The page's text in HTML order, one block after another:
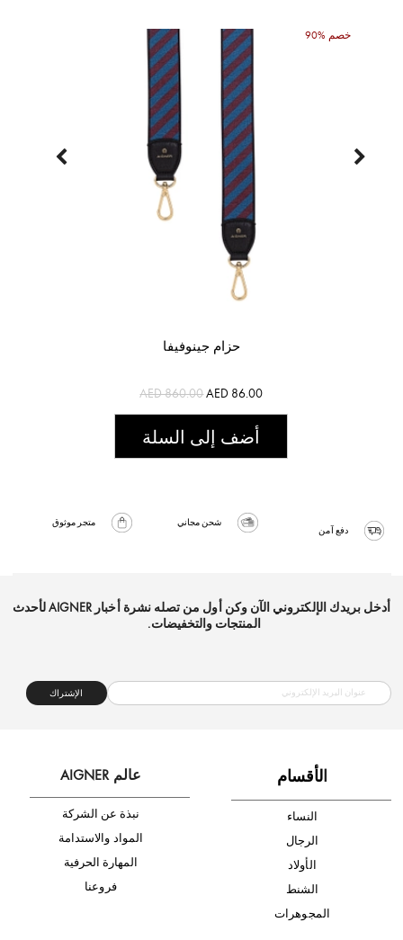
90% خصم
حزام جينوفيفا
AED 860.00AED 86.00
أضف إلى السلة